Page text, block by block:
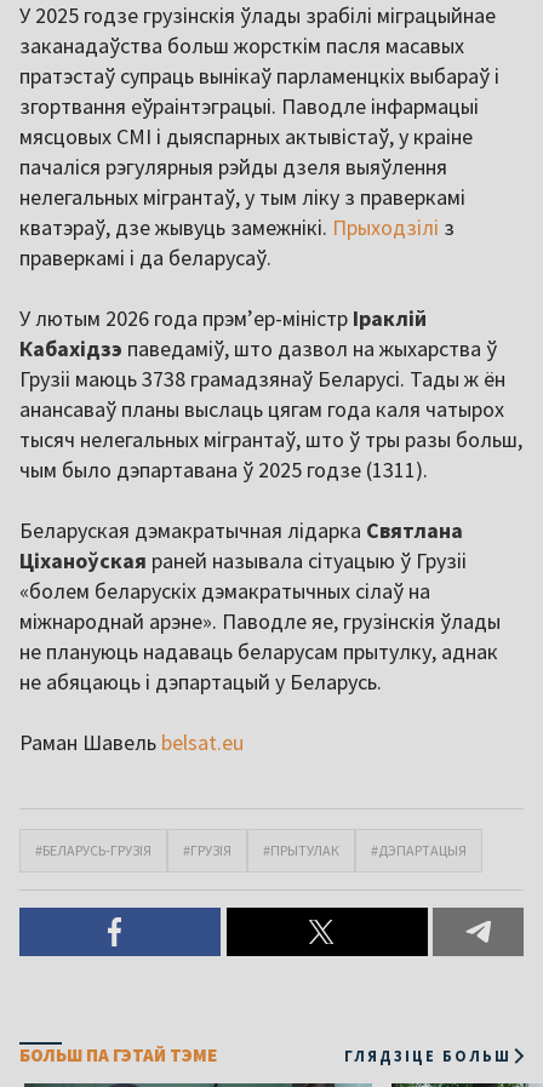
У 2025 годзе грузінскія ўлады зрабілі міграцыйнае
заканадаўства больш жорсткім пасля масавых
пратэстаў супраць вынікаў парламенцкіх выбараў і
згортвання еўраінтэграцыі. Паводле інфармацыі
мясцовых СМІ і дыяспарных актывістаў, у краіне
пачаліся рэгулярныя рэйды дзеля выяўлення
нелегальных мігрантаў, у тым ліку з праверкамі
кватэраў, дзе жывуць замежнікі. Прыходзілі з
праверкамі і да беларусаў.
У лютым 2026 года прэм’ер-міністр Іраклій
Кабахідзэ паведаміў, што дазвол на жыхарства ў
Грузіі маюць 3738 грамадзянаў Беларусі. Тады ж ён
анансаваў планы выслаць цягам года каля чатырох
тысяч нелегальных мігрантаў, што ў тры разы больш,
чым было дэпартавана ў 2025 годзе (1311).
Беларуская дэмакратычная лідарка Святлана
Ціханоўская раней называла сітуацыю ў Грузіі
«болем беларускіх дэмакратычных сілаў на
міжнароднай арэне». Паводле яе, грузінскія ўлады
не плануюць надаваць беларусам прытулку, аднак
не абяцаюць і дэпартацый у Беларусь.
Раман Шавель belsat.eu
#БЕЛАРУСЬ-ГРУЗІЯ #ГРУЗІЯ #ПРЫТУЛАК #ДЭПАРТАЦЫЯ
БОЛЬШ ПА ГЭТАЙ ТЭМЕ ГЛЯДЗІЦЕ БОЛЬШ